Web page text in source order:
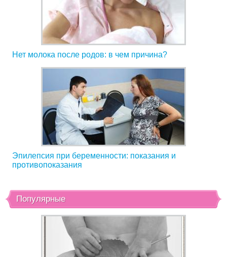
Нет молока после родов: в чем причина?
Эпилепсия при беременности: показания и
противопоказания
Популярные